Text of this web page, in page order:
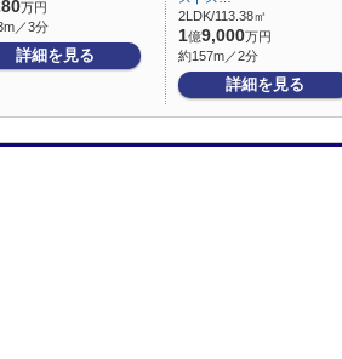
万円
／3分
詳細を見る
2LDK/113.38㎡
1億9,000万円
約157m／2分
詳細を見る